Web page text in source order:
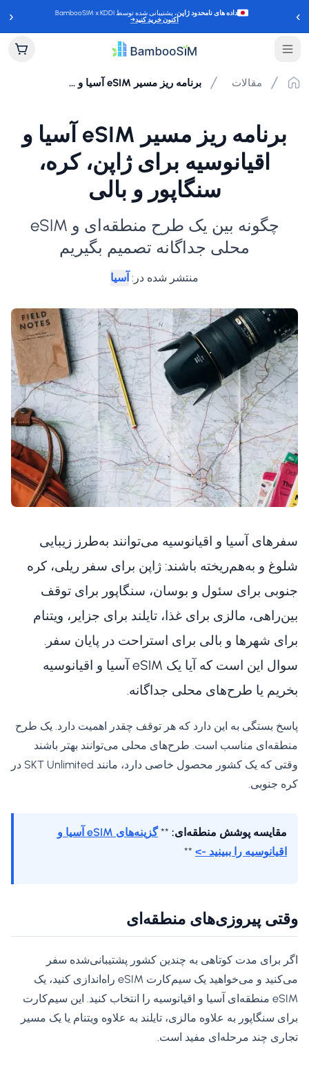
‹ داده های نامحدود ژاپن، پشتیبانی شده توسط BambooSIM x KDDI
اکنون خرید کنید→ ›
مقالات برنامه ریز مسیر eSIM آسیا و اقیانوسیه برای ژاپن، کره، سنگاپور و بالی
برنامه ریز مسیر eSIM آسیا و
اقیانوسیه برای ژاپن، کره،
سنگاپور و بالی
چگونه بین یک طرح منطقه‌ای و eSIM
محلی جداگانه تصمیم بگیریم
منتشر شده در : آسیا
سفرهای آسیا و اقیانوسیه می‌توانند به‌طرز زیبایی
شلوغ و به‌هم‌ریخته باشند: ژاپن برای سفر ریلی، کره
جنوبی برای سئول و بوسان، سنگاپور برای توقف
بین‌راهی، مالزی برای غذا، تایلند برای جزایر، ویتنام
برای شهرها و بالی برای استراحت در پایان سفر.
سوال این است که آیا یک eSIM آسیا و اقیانوسیه
بخریم یا طرح‌های محلی جداگانه.
پاسخ بستگی به این دارد که هر توقف چقدر اهمیت دارد. یک طرح
منطقه‌ای مناسب است. طرح‌های محلی می‌توانند بهتر باشند
وقتی که یک کشور محصول خاصی دارد، مانند SKT Unlimited در
کره جنوبی.
مقایسه پوشش منطقه‌ای: **
گزینه‌های eSIM آسیا و
اقیانوسیه را ببینید -> **
وقتی پیروزی‌های منطقه‌ای
اگر برای مدت کوتاهی به چندین کشور پشتیبانی‌شده سفر
می‌کنید و می‌خواهید یک سیم‌کارت eSIM راه‌اندازی کنید، یک
eSIM منطقه‌ای آسیا و اقیانوسیه را انتخاب کنید. این سیم‌کارت
برای سنگاپور به علاوه مالزی، تایلند به علاوه ویتنام یا یک مسیر
تجاری چند مرحله‌ای مفید است.